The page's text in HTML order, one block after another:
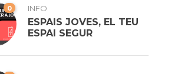
0 INFO
ESPAIS JOVES, EL TEU
ESPAI SEGUR